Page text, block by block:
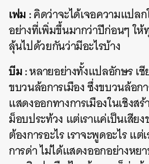
เฟม :คิดว่าจะได้เจอความแปล
อย่างที่เพิ่มขึ้นมากว่าปีก่อนๆ ใ
ลุ้นไปด้วยกันว่ามีอะไรบ้าง
บีม :หลายอย่างทั้งแปลอักษร เ
ขบวนล้อการเมือง ซึ่งขบวนล้อก
แสดงออกทางการเมืองในเชิงสร้
ม็อบประท้วง แต่เราแค่เป็นเสีย
ต้องการอะไร เราจะพูดอะไร แ
การด่า ไม่ได้แสดงออกอย่างหย